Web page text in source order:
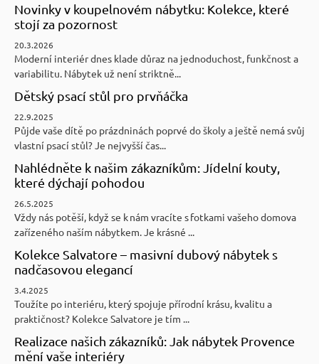
Novinky v koupelnovém nábytku: Kolekce, které
stojí za pozornost
20.3.2026
Moderní interiér dnes klade důraz na jednoduchost, funkčnost a
variabilitu. Nábytek už není striktně...
Dětský psací stůl pro prvňáčka
22.9.2025
Půjde vaše dítě po prázdninách poprvé do školy a ještě nemá svůj
vlastní psací stůl? Je nejvyšší čas...
Nahlédněte k našim zákazníkům: Jídelní kouty,
které dýchají pohodou
26.5.2025
Vždy nás potěší, když se k nám vracíte s fotkami vašeho domova
zařízeného naším nábytkem. Je krásné ...
Kolekce Salvatore – masivní dubový nábytek s
nadčasovou elegancí
3.4.2025
Toužíte po interiéru, který spojuje přírodní krásu, kvalitu a
praktičnost? Kolekce Salvatore je tím ...
Realizace našich zákazníků: Jak nábytek Provence
mění vaše interiéry